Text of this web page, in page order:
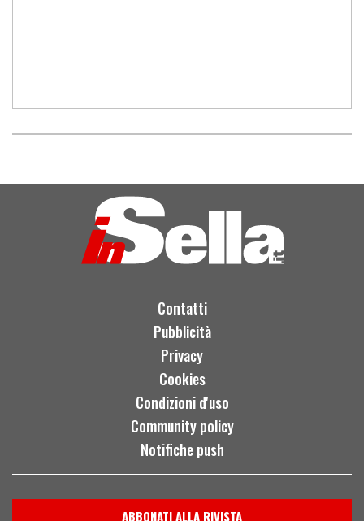
Contatti
Pubblicità
Privacy
Cookies
Condizioni d'uso
Community policy
Notifiche push
ABBONATI ALLA RIVISTA